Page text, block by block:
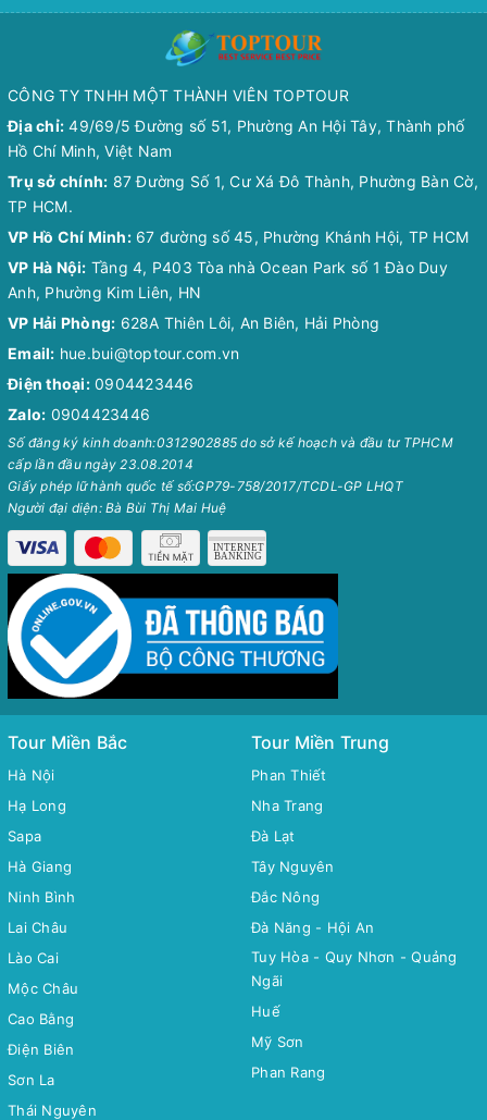
CÔNG TY TNHH MỘT THÀNH VIÊN TOPTOUR
Địa chỉ: 49/69/5 Đường số 51, Phường An Hội Tây, Thành phố
Hồ Chí Minh, Việt Nam
Trụ sở chính: 87 Đường Số 1, Cư Xá Đô Thành, Phường Bàn Cờ,
TP HCM.
VP Hồ Chí Minh: 67 đường số 45, Phường Khánh Hội, TP HCM
VP Hà Nội: Tầng 4, P403 Tòa nhà Ocean Park số 1 Đào Duy
Anh, Phường Kim Liên, HN
VP Hải Phòng: 628A Thiên Lôi, An Biên, Hải Phòng
Email: hue.bui@toptour.com.vn
Điện thoại: 0904423446
Zalo: 0904423446
Số đăng ký kinh doanh:0312902885 do sở kế hoạch và đầu tư TPHCM
cấp lần đầu ngày 23.08.2014
Giấy phép lữ hành quốc tế số:GP79-758/2017/TCDL-GP LHQT
Người đại diện: Bà Bùi Thị Mai Huệ
Tour Miền Bắc
Hà Nội
Hạ Long
Sapa
Hà Giang
Ninh Bình
Lai Châu
Lào Cai
Mộc Châu
Cao Bằng
Điện Biên
Sơn La
Thái Nguyên
Tour Miền Trung
Phan Thiết
Nha Trang
Đà Lạt
Tây Nguyên
Đắc Nông
Đà Năng - Hội An
Tuy Hòa - Quy Nhơn - Quảng
Ngãi
Huế
Mỹ Sơn
Phan Rang